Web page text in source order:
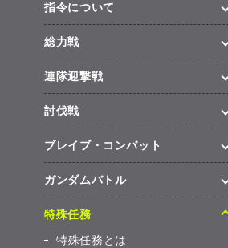
指令について
総力戦
連隊迎撃戦
討伐戦
ブレイブ・コンバット
ガンダムバトル
特殊任務
特殊任務とは